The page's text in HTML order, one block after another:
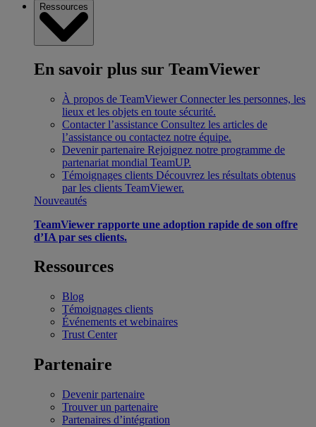
Ressources
En savoir plus sur TeamViewer
À propos de TeamViewer Connecter les personnes, les
lieux et les objets en toute sécurité.
Contacter l’assistance Consultez les articles de
l’assistance ou contactez notre équipe.
Devenir partenaire Rejoignez notre programme de
partenariat mondial TeamUP.
Témoignages clients Découvrez les résultats obtenus
par les clients TeamViewer.
Nouveautés
TeamViewer rapporte une adoption rapide de son offre
d’IA par ses clients.
Ressources
Blog
Témoignages clients
Événements et webinaires
Trust Center
Partenaire
Devenir partenaire
Trouver un partenaire
Partenaires d’intégration